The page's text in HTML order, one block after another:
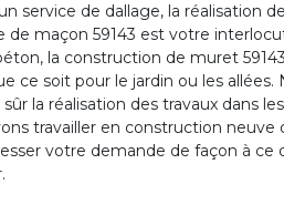
service de dallage, la réalisation
de maçon 59143 est votre
la construction de muret
ce soit pour le jardin ou les allées.
la réalisation des travaux dans
travailler en construction neuve
votre demande de façon à ce